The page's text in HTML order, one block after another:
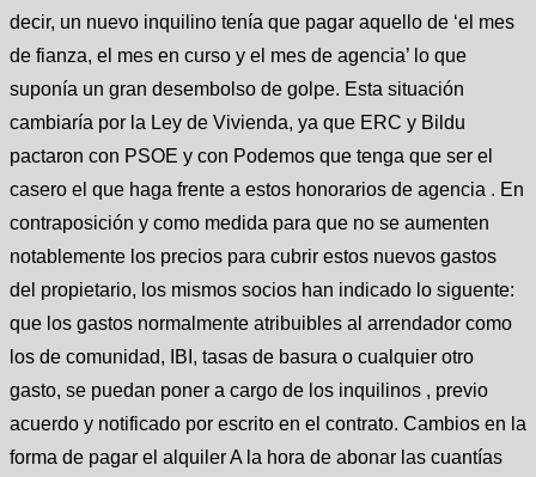
decir, un nuevo inquilino tenía que pagar aquello de ‘el mes
de fianza, el mes en curso y el mes de agencia’ lo que
suponía un gran desembolso de golpe. Esta situación
cambiaría por la Ley de Vivienda, ya que ERC y Bildu
pactaron con PSOE y con Podemos que tenga que ser el
casero el que haga frente a estos honorarios de agencia . En
contraposición y como medida para que no se aumenten
notablemente los precios para cubrir estos nuevos gastos
del propietario, los mismos socios han indicado lo siguente:
que los gastos normalmente atribuibles al arrendador como
los de comunidad, IBI, tasas de basura o cualquier otro
gasto, se puedan poner a cargo de los inquilinos , previo
acuerdo y notificado por escrito en el contrato. Cambios en la
forma de pagar el alquiler A la hora de abonar las cuantías